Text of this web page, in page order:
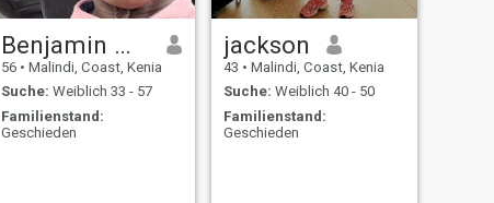
Benjamin mboya
56 • Malindi, Coast, Kenia
Suche: Weiblich 33 - 57
Familienstand:
Geschieden
jackson
43 • Malindi, Coast, Kenia
Suche: Weiblich 40 - 50
Familienstand:
Geschieden